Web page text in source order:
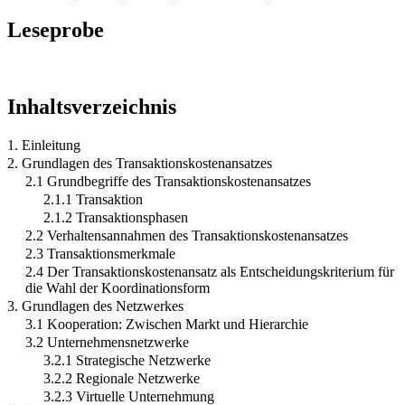
Leseprobe
Inhaltsverzeichnis
1. Einleitung
2. Grundlagen des Transaktionskostenansatzes
2.1 Grundbegriffe des Transaktionskostenansatzes
2.1.1 Transaktion
2.1.2 Transaktionsphasen
2.2 Verhaltensannahmen des Transaktionskostenansatzes
2.3 Transaktionsmerkmale
2.4 Der Transaktionskostenansatz als Entscheidungskriterium für
die Wahl der Koordinationsform
3. Grundlagen des Netzwerkes
3.1 Kooperation: Zwischen Markt und Hierarchie
3.2 Unternehmensnetzwerke
3.2.1 Strategische Netzwerke
3.2.2 Regionale Netzwerke
3.2.3 Virtuelle Unternehmung